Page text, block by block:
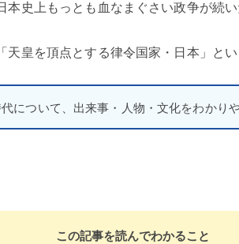
本史上もっとも血なまぐさい政争が続
皇を頂点とする律令国家・日本」と
代について、出来事・人物・文化をわかり
この記事を読んでわかること